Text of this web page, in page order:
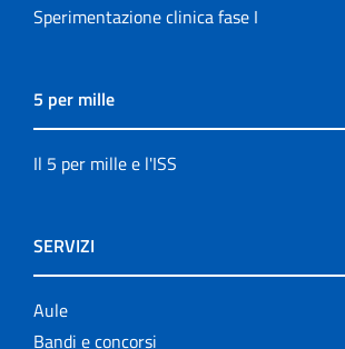
Sperimentazione clinica fase I
5 per mille
Il 5 per mille e l'ISS
SERVIZI
Aule
Bandi e concorsi